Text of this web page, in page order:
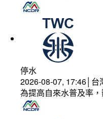
停水
2026-08-07, 17:46│台
為提高自來水普及率